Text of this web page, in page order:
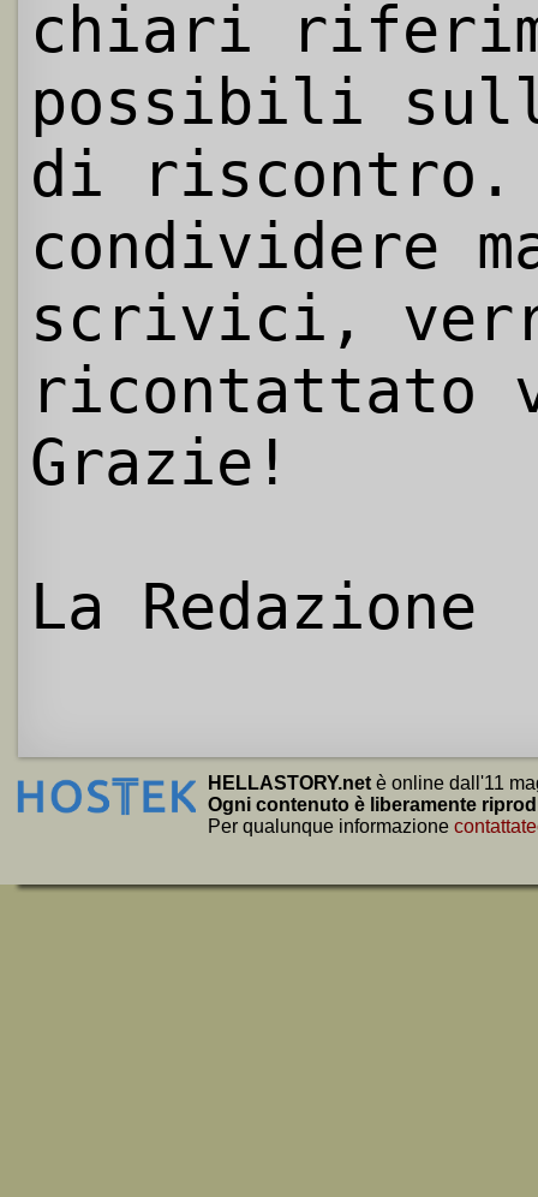
chiari
possibili
di riscontro.
condividere
scrivici,
ricontattato
Grazie!
La Redazione
HELLASTORY.net è online dall'11
Ogni contenuto è liberamente
Per qualunque informazione